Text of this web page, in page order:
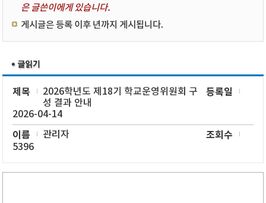
은 글쓴이에게 있습니다.
게시글은 등록 이후 년까지 게시됩니다.
제목
2026학년도 제18기 학교운영위원회 구
성 결과 안내
등록일
2026-04-14
이름 관리자 조회수
5396